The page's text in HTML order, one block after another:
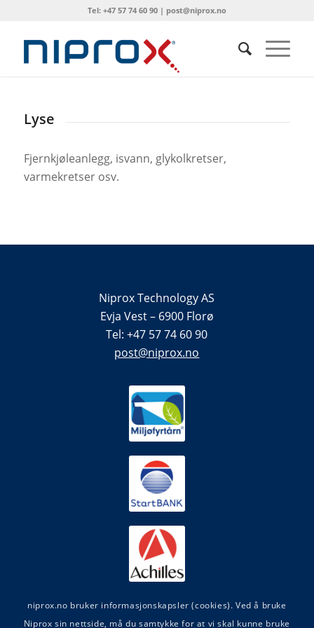
Tel: +47 57 74 60 90 | post@niprox.no
Lyse
Fjernkjøleanlegg, isvann, glykolkretser,
varmekretser osv.
Niprox Technology AS
Evja Vest – 6900 Florø
Tel: +47 57 74 60 90
post@niprox.no
niprox.no bruker informasjonskapsler (cookies). Ved å bruke
Niprox sin nettside, må du samtykke for at vi skal kunne bruke